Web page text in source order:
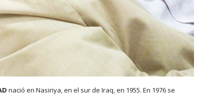
nació en Nasiriya, en el sur de Iraq, en 1955. En 1976 se